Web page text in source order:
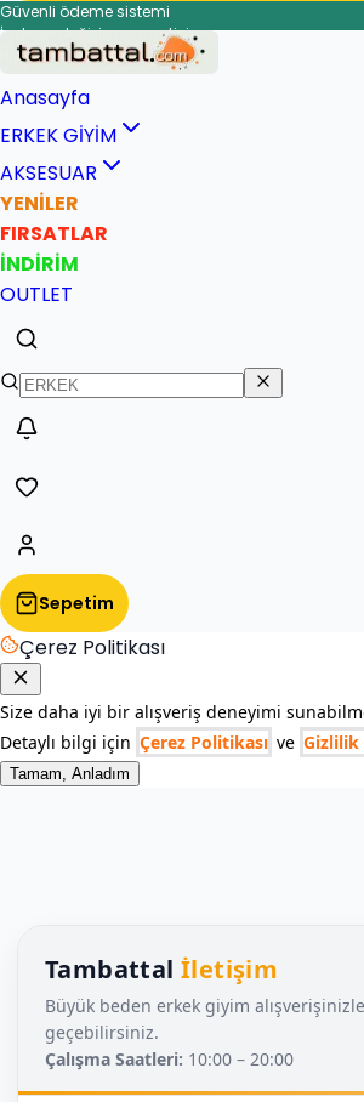
Güvenli ödeme sistemi
İade ve değişim garantisi
Hızlı ve güvenli teslimat
Anasayfa
ERKEK GİYİM
AKSESUAR
YENİLER
FIRSATLAR
İNDİRİM
OUTLET
Sepetim
Çerez Politikası
Size daha iyi bir alışveriş deneyimi
Detaylı bilgi için Çerez Politikası ve Gizlilik
Tamam, Anladım
Tambattalİletişim
Büyük beden erkek giyim
geçebilirsiniz.
Çalışma Saatleri: 10:00 – 20:00